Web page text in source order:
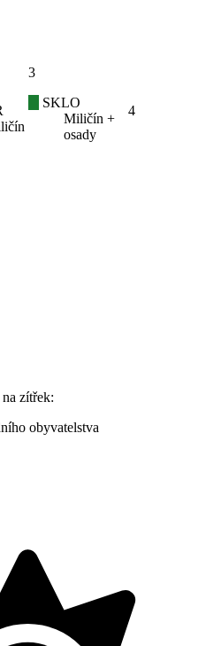
3
SKLO
Miličín +
osady
4
zítřek:
obyvatelstva